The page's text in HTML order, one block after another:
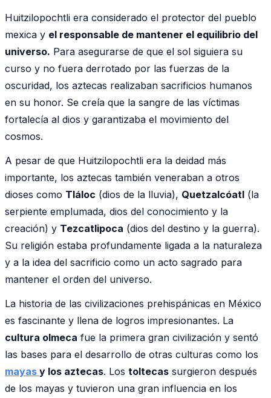
Huitzilopochtli era considerado el protector del pueblo
mexica y el responsable de mantener el equilibrio del
universo. Para asegurarse de que el sol siguiera su
curso y no fuera derrotado por las fuerzas de la
oscuridad, los aztecas realizaban sacrificios humanos
en su honor. Se creía que la sangre de las víctimas
fortalecía al dios y garantizaba el movimiento del
cosmos.
A pesar de que Huitzilopochtli era la deidad más
importante, los aztecas también veneraban a otros
dioses como Tláloc (dios de la lluvia), Quetzalcóatl (la
serpiente emplumada, dios del conocimiento y la
creación) y Tezcatlipoca (dios del destino y la guerra).
Su religión estaba profundamente ligada a la naturaleza
y a la idea del sacrificio como un acto sagrado para
mantener el orden del universo.
La historia de las civilizaciones prehispánicas en México
es fascinante y llena de logros impresionantes. La
cultura olmeca fue la primera gran civilización y sentó
las bases para el desarrollo de otras culturas como los
mayas y los aztecas. Los toltecas surgieron después
de los mayas y tuvieron una gran influencia en los